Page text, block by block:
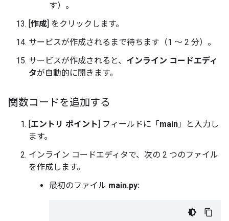
す）。
[作成] をクリックします。
サービスが作成されるまで待ちます（1 ～ 2 分）。
サービスが作成されると、 インライン コードエディ
タが自動的に開きます。
関数コードを追加する
[エントリ ポイント] フィールドに「main」と入力し
ます。
インライン コードエディタで、次の 2 つのファイル
を作成します。
最初のファイル main.py: